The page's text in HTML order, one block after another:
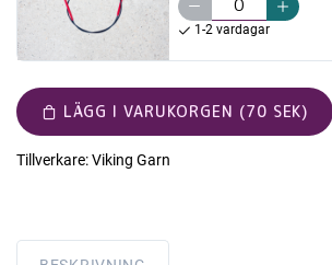
1-2 vardagar
LÄGG I VARUKORGEN (70 SEK)
Tillverkare:Viking Garn